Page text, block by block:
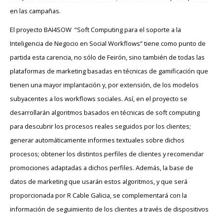
en las campañas.
El proyecto BAI4SOW “Soft Computing para el soporte a la
Inteligencia de Negocio en Social Workflows” tiene como punto de
partida esta carencia, no sólo de Feirón, sino también de todas las
plataformas de marketing basadas en técnicas de gamificación que
tienen una mayor implantación y, por extensión, de los modelos
subyacentes a los workflows sociales. Así, en el proyecto se
desarrollarán algoritmos basados en técnicas de soft computing
para descubrir los procesos reales seguidos por los clientes;
generar automáticamente informes textuales sobre dichos
procesos; obtener los distintos perfiles de clientes y recomendar
promociones adaptadas a dichos perfiles. Además, la base de
datos de marketing que usarán estos algoritmos, y que será
proporcionada por R Cable Galicia, se complementará con la
información de seguimiento de los clientes a través de dispositivos